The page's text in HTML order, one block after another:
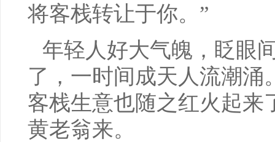
将客栈转让于你。”
年轻人好大气魄，眨眼
了，一时间成天人流潮涌
客栈生意也随之红火起来
黄老翁来。